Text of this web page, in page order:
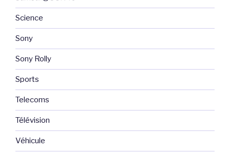
Science
Sony
Sony Rolly
Sports
Telecoms
Télévision
Véhicule